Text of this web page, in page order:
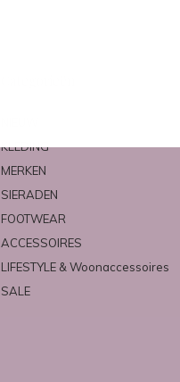
KLEDING
MERKEN
SIERADEN
FOOTWEAR
ACCESSOIRES
LIFESTYLE & Woonaccessoires
SALE